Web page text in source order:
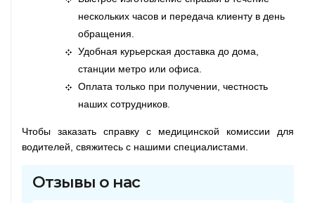
нескольких часов и передача клиенту в день
обращения.
Удобная курьерская доставка до дома,
станции метро или офиса.
Оплата только при получении, честность
наших сотрудников.
Чтобы заказать справку с медицинской комиссии для
водителей, свяжитесь с нашими специалистами.
Отзывы о нас